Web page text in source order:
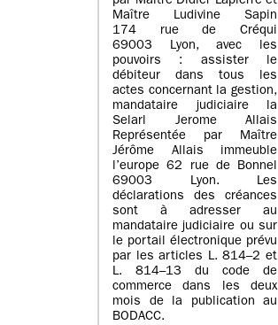
Maître Ludivine Sapin
174 rue de Créqui
69003 Lyon, avec les
pouvoirs : assister le
débiteur dans tous les
actes concernant la gestion,
mandataire judiciaire la
Selarl Jerome Allais
Représentée par Maître
Jérôme Allais immeuble
l’europe 62 rue de Bonnel
69003 Lyon. Les
déclarations des créances
sont à adresser au
mandataire judiciaire ou sur
le portail électronique prévu
par les articles L. 814–2 et
L. 814–13 du code de
commerce dans les deux
mois de la publication au
BODACC.